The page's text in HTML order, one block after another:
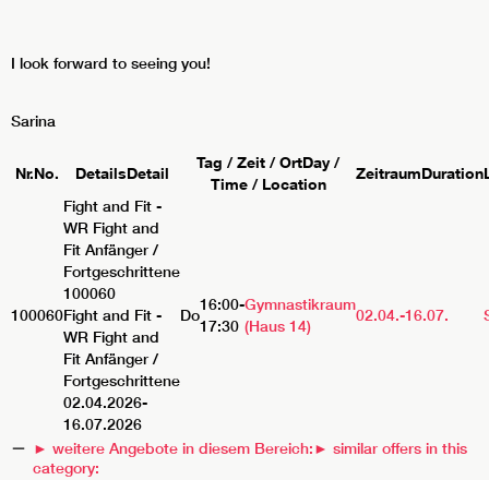
I look forward to seeing you!
Sarina
Nr.No. DetailsDetail
Tag / Zeit / OrtDay /
Time / Location
ZeitraumDuration
100060
Fight and Fit -
WR Fight and
Fit Anfänger /
Fortgeschrittene
100060
Fight and Fit -
WR Fight and
Fit Anfänger /
Fortgeschrittene
02.04.2026-
16.07.2026
Do
16:00-
17:30
Gymnastikraum
(Haus 14)
02.04.-16.07.
► weitere Angebote in diesem Bereich:► similar offers in this
category: